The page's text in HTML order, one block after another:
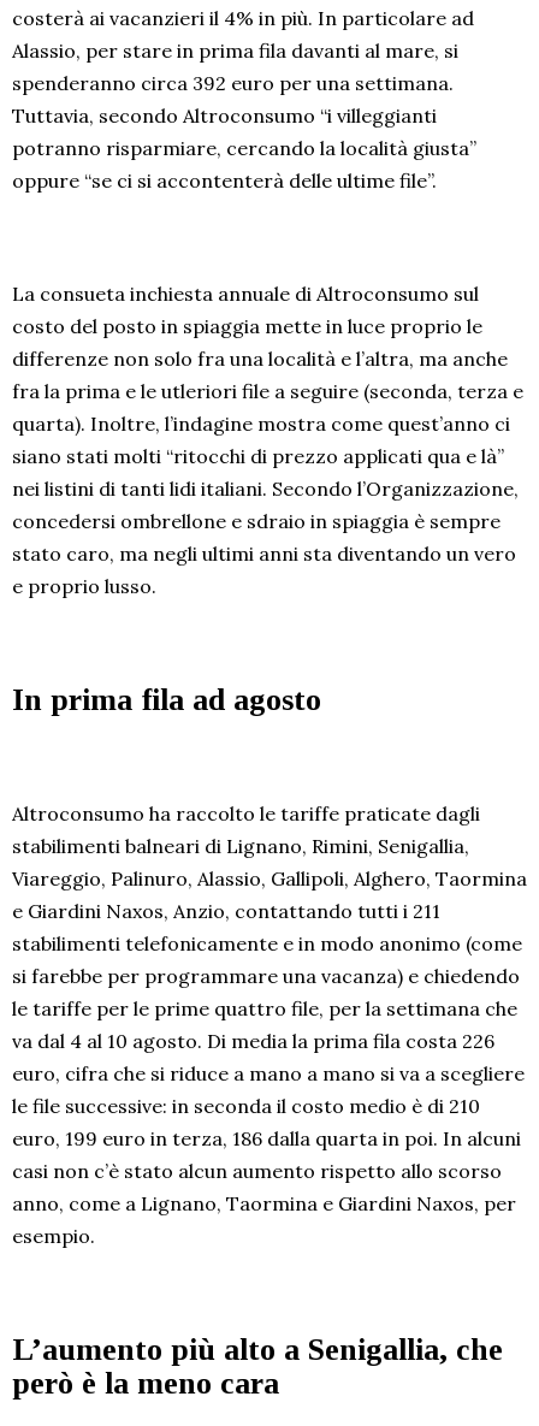
costerà ai vacanzieri il 4% in più. In particolare ad
Alassio, per stare in prima fila davanti al mare, si
spenderanno circa 392 euro per una settimana.
Tuttavia, secondo Altroconsumo “i villeggianti
potranno risparmiare, cercando la località giusta”
oppure “se ci si accontenterà delle ultime file”.
La consueta inchiesta annuale di Altroconsumo sul
costo del posto in spiaggia mette in luce proprio le
differenze non solo fra una località e l’altra, ma anche
fra la prima e le utleriori file a seguire (seconda, terza e
quarta). Inoltre, l’indagine mostra come quest’anno ci
siano stati molti “ritocchi di prezzo applicati qua e là”
nei listini di tanti lidi italiani. Secondo l’Organizzazione,
concedersi ombrellone e sdraio in spiaggia è sempre
stato caro, ma negli ultimi anni sta diventando un vero
e proprio lusso.
In prima fila ad agosto
Altroconsumo ha raccolto le tariffe praticate dagli
stabilimenti balneari di Lignano, Rimini, Senigallia,
Viareggio, Palinuro, Alassio, Gallipoli, Alghero, Taormina
e Giardini Naxos, Anzio, contattando tutti i 211
stabilimenti telefonicamente e in modo anonimo (come
si farebbe per programmare una vacanza) e chiedendo
le tariffe per le prime quattro file, per la settimana che
va dal 4 al 10 agosto. Di media la prima fila costa 226
euro, cifra che si riduce a mano a mano si va a scegliere
le file successive: in seconda il costo medio è di 210
euro, 199 euro in terza, 186 dalla quarta in poi. In alcuni
casi non c’è stato alcun aumento rispetto allo scorso
anno, come a Lignano, Taormina e Giardini Naxos, per
esempio.
L’aumento più alto a Senigallia, che
però è la meno cara